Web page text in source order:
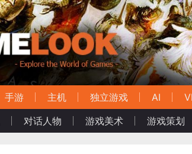
手游 主机 独立游戏 AI
对话人物 游戏美术 游戏策划